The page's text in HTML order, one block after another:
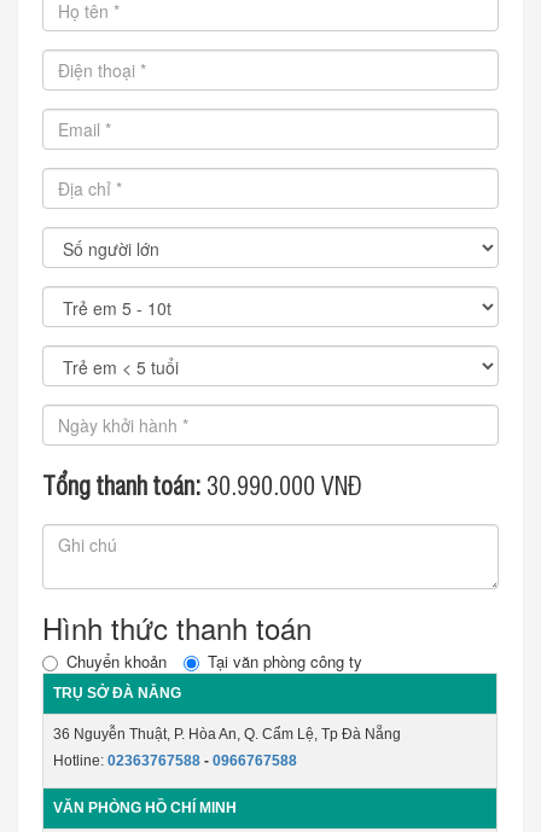
Tổng thanh toán: 30.990.000VNĐ
Hình thức thanh toán
Chuyển khoản Tại văn phòng công ty
TRỤ SỞ ĐÀ NẴNG
36 Nguyễn Thuật, P. Hòa An, Q. Cẩm Lệ, Tp Đà Nẵng
Hotline:02363767588 -0966767588
VĂN PHÒNG HỒ CHÍ MINH